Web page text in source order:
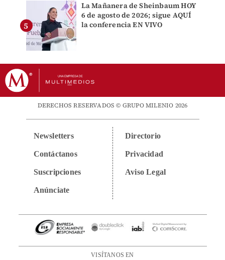
La Mañanera de Sheinbaum HOY
6 de agosto de 2026; sigue AQUÍ
la conferencia EN VIVO
DERECHOS RESERVADOS © GRUPO MILENIO 2026
Newsletters
Contáctanos
Suscripciones
Anúnciate
Directorio
Privacidad
Aviso Legal
VISÍTANOS EN